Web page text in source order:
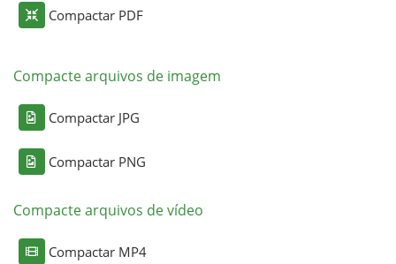
Compactar PDF
Compacte arquivos de imagem
Compactar JPG
Compactar PNG
Compacte arquivos de vídeo
Compactar MP4